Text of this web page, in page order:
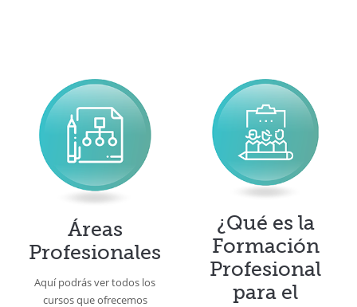
Áreas
Profesionales
Aquí podrás ver todos los
cursos que ofrecemos
¿Qué es la
Formación
Profesional
para el